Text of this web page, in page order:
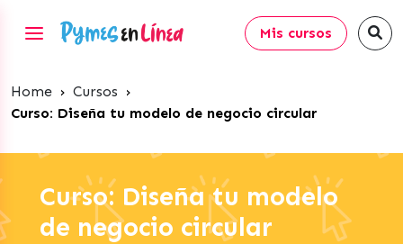
Mis cursos
Home › Cursos ›
Curso: Diseña tu modelo de negocio circular
Curso: Diseña tu modelo
de negocio circular